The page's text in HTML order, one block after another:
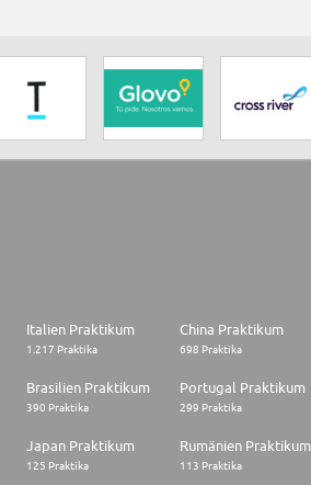
Italien Praktikum
1.217 Praktika
China Praktikum
698 Praktika
Brasilien Praktikum
390 Praktika
Portugal Praktikum
299 Praktika
Japan Praktikum
125 Praktika
Rumänien Praktikum
113 Praktika